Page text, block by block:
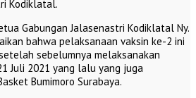
Kodiklatal.
Gabungan Jalasenastri Kodiklatal Ny.
bahwa pelaksanaan vaksin ke-2 ini
sebelumnya melaksanakan
Juli 2021 yang lalu yang juga
Bumimoro Surabaya.